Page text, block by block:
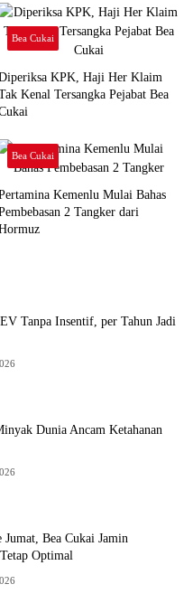
Bea Cukai
KPK, Haji Her Klaim
Kenal Tersangka Pejabat Bea
Bea Cukai
Kemenlu Mulai Bahas
2 Tangker dari
Tanpa Insentif, per Tahun Jadi
Dunia Ancam Ketahanan
Bea Cukai Jamin
Optimal